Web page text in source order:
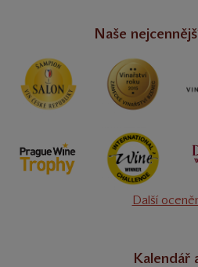
Naše
Další
Kalendář